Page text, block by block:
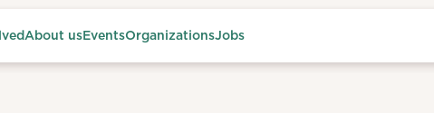
About usEventsOrganizationsJobs